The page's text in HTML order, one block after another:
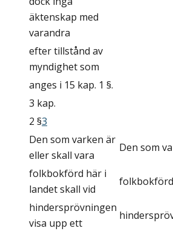
äktenskap med
varandra
efter tillstånd av
myndighet som
anges i 15 kap. 1 §.
3 kap.
2 §3
Den som varken är
eller skall vara
Den som
folkbokförd här i
landet skall vid
hindersprövningen
visa upp ett